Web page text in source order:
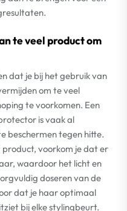
te veel product om
dat je bij het gebruik van
om te veel
te voorkomen. Een
is vaak al
beschermen tegen hitte.
voorkom je dat er
waardoor het licht en
doseren van de
dat je haar optimaal
bij elke stylingbeurt.